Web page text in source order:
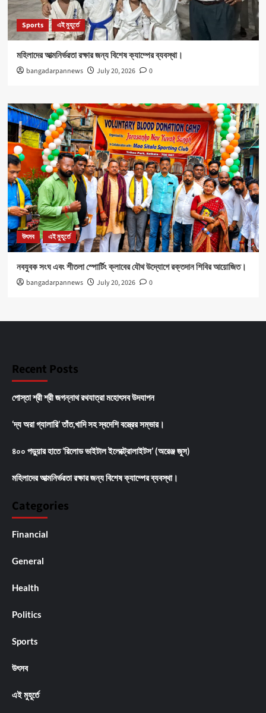
Sports এই মুহূর্তে
মহিলাদের আত্মনির্ভরতা রক্ষার জন্য বিশেষ ক্যাম্পের ব্যবস্থা।
bangadarpannews July 20, 2026 0
উৎসব এই মুহূর্তে
নবযুবক সংঘ এবং শীতলা স্পোর্টিং ক্লাবের যৌথ উদ্যোগে রক্তদান শিবির আয়োজিত।
bangadarpannews July 20, 2026 0
Recent Posts
পোস্তা শ্রী শ্রী জগন্নাথ রথযাত্রা মহোৎসব উদযাপন
‘দ্য অরা গ্যালারি’ তাঁত,খাদি সহ স্বদেশি বস্ত্রের সম্ভার।
৪০০ পড়ুয়ার হাতে ‘রিলোড ভাইটাল ইলেক্ট্রোলাইটস’ (অরেঞ্জ জুস)
মহিলাদের আত্মনির্ভরতা রক্ষার জন্য বিশেষ ক্যাম্পের ব্যবস্থা।
Categories
Financial
General
Health
Politics
Sports
উৎসব
এই মুহূর্তে